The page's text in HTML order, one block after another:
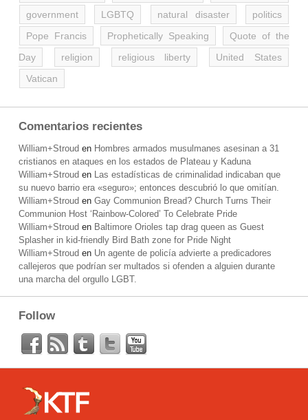
government
LGBTQ natural disaster
politics
Pope Francis
Prophetically Speaking
Quote of the
Day
religion religious liberty
United States
Vatican
Comentarios recientes
William+Stroud en Hombres armados musulmanes asesinan a 31
cristianos en ataques en los estados de Plateau y Kaduna
William+Stroud en Las estadísticas de criminalidad indicaban que
su nuevo barrio era «seguro»; entonces descubrió lo que omitían.
William+Stroud en Gay Communion Bread? Church Turns Their
Communion Host ‘Rainbow-Colored’ To Celebrate Pride
William+Stroud en Baltimore Orioles tap drag queen as Guest
Splasher in kid-friendly Bird Bath zone for Pride Night
William+Stroud en Un agente de policía advierte a predicadores
callejeros que podrían ser multados si ofenden a alguien durante
una marcha del orgullo LGBT.
Follow